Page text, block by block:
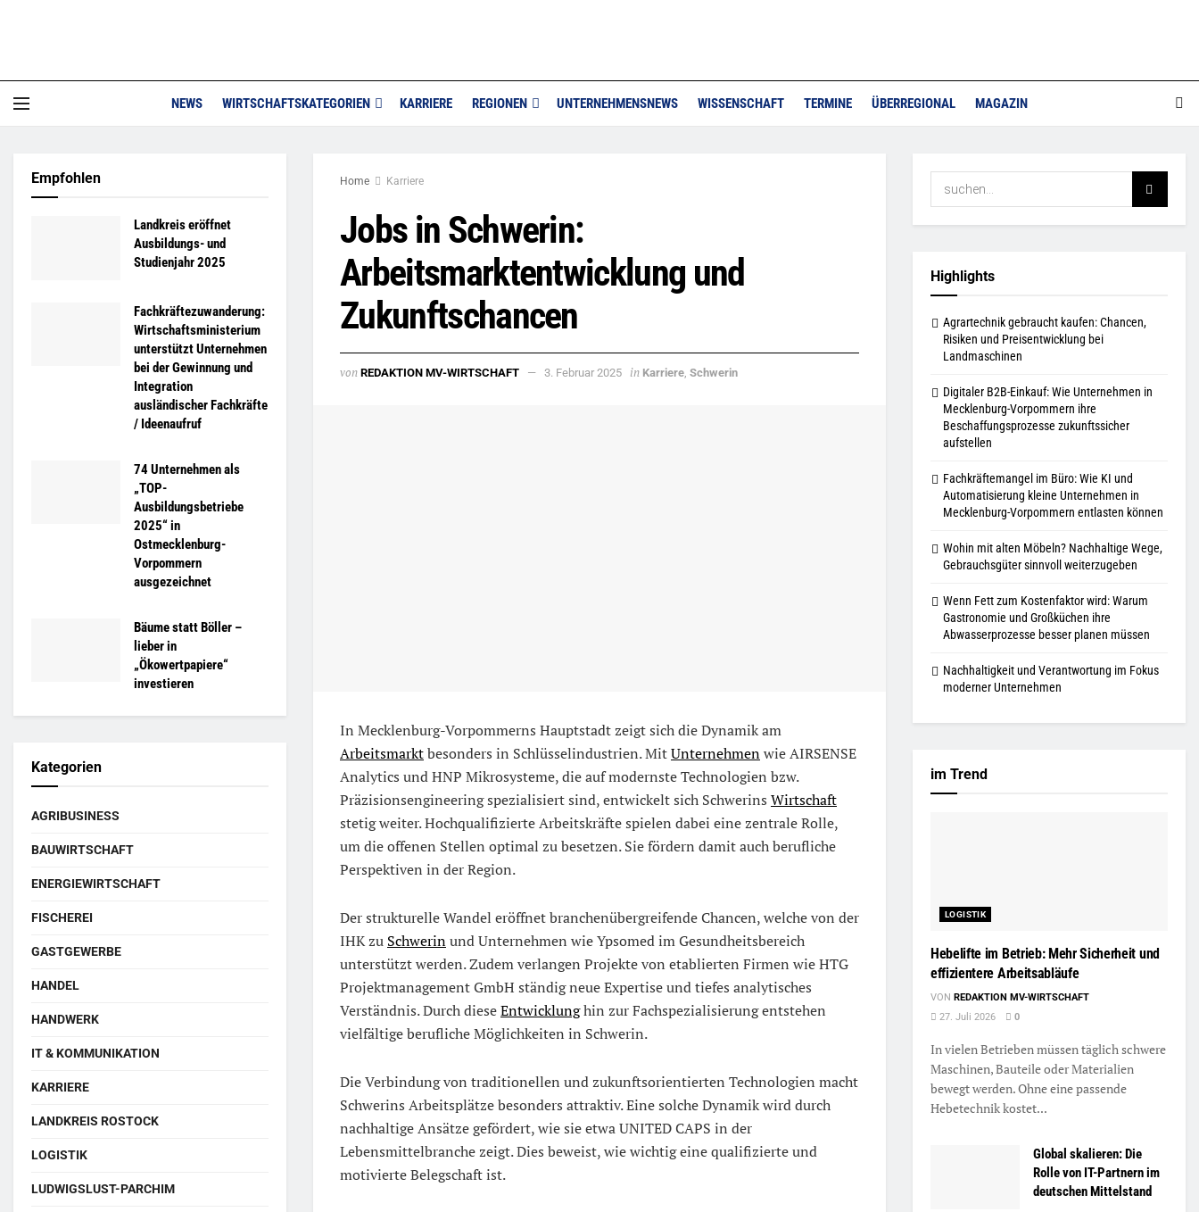
NEWS WIRTSCHAFTSKATEGORIEN KARRIERE REGIONEN UNTERNEHMENSNEWS WISSENSCHAFT TERMINE ÜBERREGIONAL MAGAZIN
Home Karriere
Jobs in Schwerin:
Arbeitsmarktentwicklung und
Zukunftschancen
von REDAKTION MV-WIRTSCHAFT 3. Februar 2025 in Karriere Schwerin
In Mecklenburg-Vorpommerns Hauptstadt zeigt sich die Dynamik am
Arbeitsmarktbesonders in Schlüsselindustrien. MitUnternehmenwie AIRSENSE
Analytics und HNP Mikrosysteme, die auf modernste Technologien bzw.
Präzisionsengineering spezialisiert sind, entwickelt sich Schwerins Wirtschaft
stetig weiter. Hochqualifizierte Arbeitskräfte spielen dabei eine zentrale Rolle,
um die offenen Stellen optimal zu besetzen. Sie fördern damit auch berufliche
Perspektiven in der Region.
Der strukturelle Wandel eröffnet branchenübergreifende Chancen, welche von der
IHK zu Schwerinund Unternehmen wie Ypsomed im Gesundheitsbereich
unterstützt werden. Zudem verlangen Projekte von etablierten Firmen wie HTG
Projektmanagement GmbH ständig neue Expertise und tiefes analytisches
Verständnis. Durch dieseEntwicklunghin zur Fachspezialisierung entstehen
vielfältige berufliche Möglichkeiten in Schwerin.
Die Verbindung von traditionellen und zukunftsorientierten Technologien macht
Schwerins Arbeitsplätze besonders attraktiv. Eine solche Dynamik wird durch
nachhaltige Ansätze gefördert, wie sie etwa UNITED CAPS in der
Lebensmittelbranche zeigt. Dies beweist, wie wichtig eine qualifizierte und
motivierte Belegschaft ist.
Empfohlen
Landkreis eröffnet
Ausbildungs- und
Studienjahr 2025
Fachkräftezuwanderung:
Wirtschaftsministerium
unterstützt Unternehmen
bei der Gewinnung und
Integration
ausländischer Fachkräfte
/ Ideenaufruf
74 Unternehmen als
„TOP-
Ausbildungsbetriebe
2025“ in
Ostmecklenburg-
Vorpommern
ausgezeichnet
Bäume statt Böller –
lieber in
„Ökowertpapiere“
investieren
Kategorien
AGRIBUSINESS
BAUWIRTSCHAFT
ENERGIEWIRTSCHAFT
FISCHEREI
GASTGEWERBE
HANDEL
HANDWERK
IT & KOMMUNIKATION
KARRIERE
LANDKREIS ROSTOCK
LOGISTIK
LUDWIGSLUST-PARCHIM
Highlights
Agrartechnik gebraucht kaufen: Chancen,
Risiken und Preisentwicklung bei
Landmaschinen
Digitaler B2B-Einkauf: Wie Unternehmen in
Mecklenburg-Vorpommern ihre
Beschaffungsprozesse zukunftssicher
aufstellen
Fachkräftemangel im Büro: Wie KI und
Automatisierung kleine Unternehmen in
Mecklenburg-Vorpommern entlasten können
Wohin mit alten Möbeln? Nachhaltige Wege,
Gebrauchsgüter sinnvoll weiterzugeben
Wenn Fett zum Kostenfaktor wird: Warum
Gastronomie und Großküchen ihre
Abwasserprozesse besser planen müssen
Nachhaltigkeit und Verantwortung im Fokus
moderner Unternehmen
im Trend
LOGISTIK
Hebelifte im Betrieb: Mehr Sicherheit und
effizientere Arbeitsabläufe
VON REDAKTION MV-WIRTSCHAFT
27. Juli 2026
0
In vielen Betrieben müssen täglich schwere
Maschinen, Bauteile oder Materialien
bewegt werden. Ohne eine passende
Hebetechnik kostet...
Global skalieren: Die
Rolle von IT-Partnern im
deutschen Mittelstand